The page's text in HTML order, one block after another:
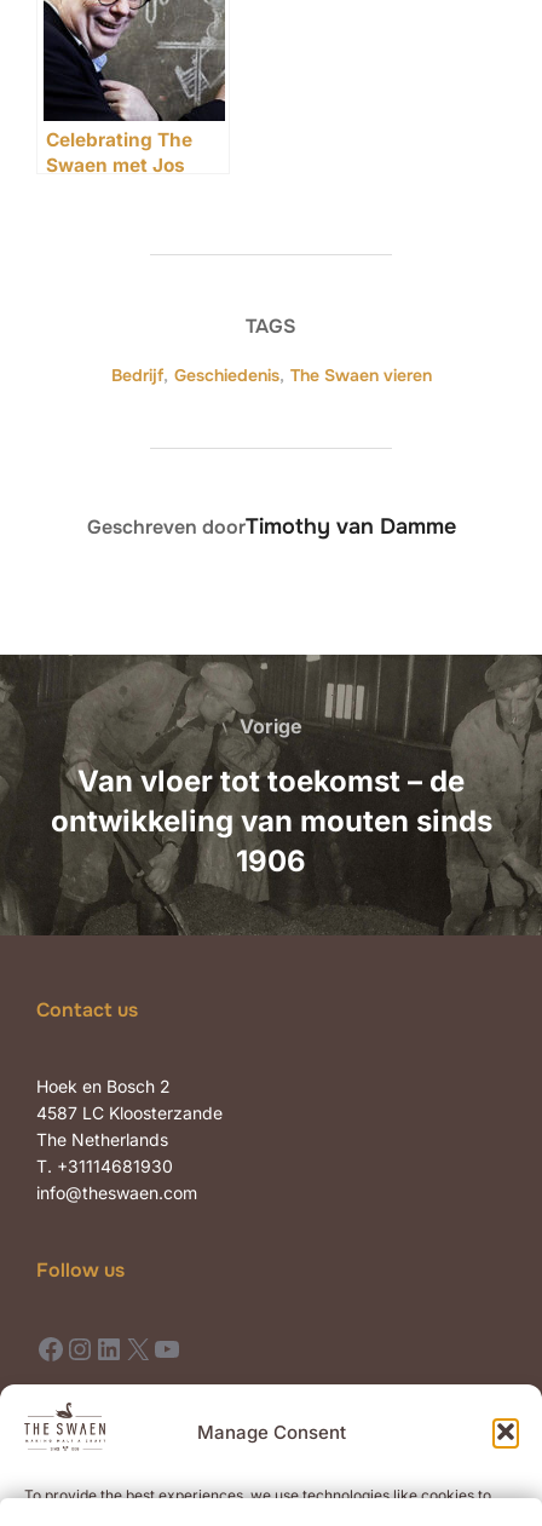
Manage Consent
To provide the best experiences, we use technologies like cookies to
Celebrating The
Swaen met Jos
TAGS
Bedrijf, Geschiedenis, The Swaen vieren
BERICHTAUTEUR
Geschreven doorTimothy van Damme
Bericht
navigatie
Vorige
Vorige
Van vloer tot toekomst – de
ontwikkeling van mouten sinds
1906
Contact us
Hoek en Bosch 2
4587 LC Kloosterzande
The Netherlands
T. +31114681930
info@theswaen.com
Follow us
Facebook Instagram LinkedIn X YouTube
Terms of Use
Terms of Sale
Newsletter